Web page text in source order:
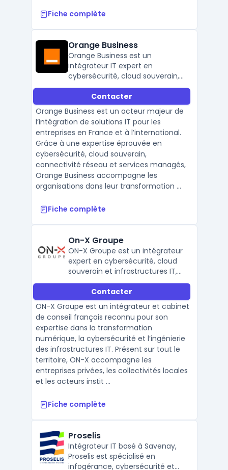
Fiche complète
Orange Business
Orange Business est un
intégrateur IT expert en
cybersécurité, cloud souverain,
réseau SD-WAN et services
managés, au service des
entreprises françaises et
internationales.
Contacter
Orange Business est un acteur majeur de
l’intégration de solutions IT pour les
entreprises en France et à l’international.
Grâce à une expertise éprouvée en
cybersécurité, cloud souverain,
connectivité réseau et services managés,
Orange Business accompagne les
organisations dans leur transformation ...
Fiche complète
On-X Groupe
ON-X Groupe est un intégrateur
expert en cybersécurité, cloud
souverain et infrastructures IT,
accompagnant entreprises et
collectivités dans leur
transformation numérique en
France.
Contacter
ON-X Groupe est un intégrateur et cabinet
de conseil français reconnu pour son
expertise dans la transformation
numérique, la cybersécurité et l’ingénierie
des infrastructures IT. Présent sur tout le
territoire, ON-X accompagne les
entreprises privées, les collectivités locales
et les acteurs instit ...
Fiche complète
Proselis
Intégrateur IT basé à Savenay,
Proselis est spécialisé en
infogérance, cybersécurité et